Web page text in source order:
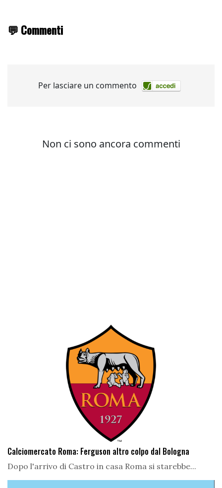
💬 Commenti
Calciomercato Roma: Ferguson altro colpo dal Bologna
Dopo l'arrivo di Castro in casa Roma si starebbe...